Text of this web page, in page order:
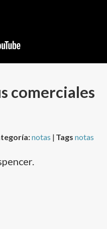
comerciales
notas | Tagsnotas